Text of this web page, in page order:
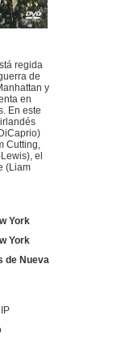
regida
de
y
en
En este
Cutting,
el
(Liam
York
York
de Nueva